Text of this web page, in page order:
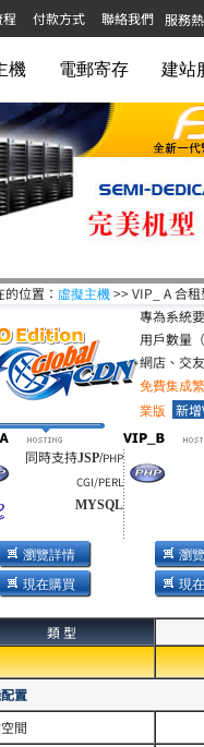
服務
付款方式 聯絡我們
機 電郵寄存 建站
的位置： 虛擬主機 >> VIP_ A 合
專為系統
用戶數量
網店、交
免費集成
業版
新
同時支持JSP/PHP
CGI/PERL
MYSQL
瀏覽詳情
現在購買
瀏
現
類 型
置
間